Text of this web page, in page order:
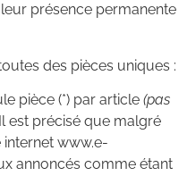
présence permanente
des pièces uniques :
pièce (*) par article (pas
Il est précisé que malgré
www.e-
annoncés comme étant